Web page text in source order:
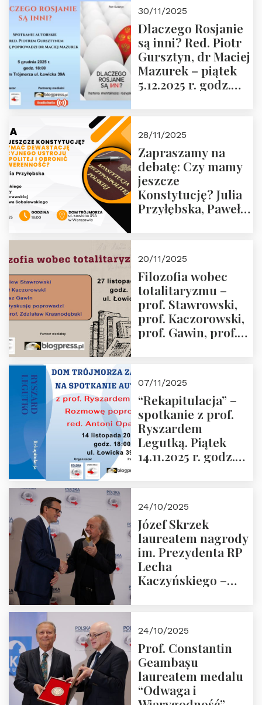
zwiedzanie
Muzeum Żołnierzy
Wyklętych i
Więźniów
Politycznych PRL o
godz. 16:00 – 19
30/11/2025
Dlaczego Rosjanie
są inni? Red. Piotr
Gursztyn, dr Maciej
Mazurek – piątek
5.12.2025 r. godz.
28/11/2025
Zapraszamy na
debatę: Czy mamy
jeszcze
Konstytucję? Julia
Przyłębska, Paweł
Przemysław
Sobolewski – 4
grudnia 2025 r.
godz. 18:00.
20/11/2025
Filozofia wobec
totalitaryzmu –
prof. Stawrowski,
prof. Kaczorowski,
prof. Gawin, prof.
07/11/2025
“Rekapitulacja” –
spotkanie z prof.
Ryszardem
Legutką. Piątek
14.11.2025 r. godz.
24/10/2025
Józef Skrzek
laureatem nagrody
im. Prezydenta RP
Lecha
Kaczyńskiego –
24/10/2025
Prof. Constantin
Geambașu
laureatem medalu
“Odwaga i